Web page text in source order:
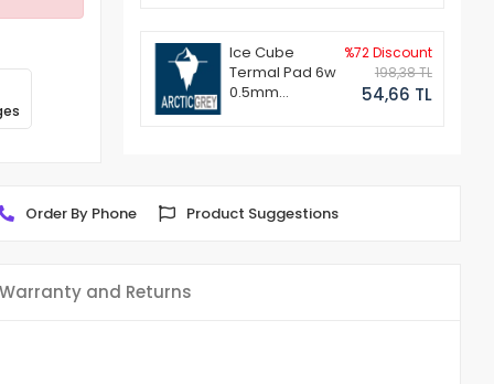
Ice Cube
Termal Pad 6w
0.5mm
%72 Discount
198,38 TL
54,66 TL
Order By Phone Product Suggestions
Warranty and Returns